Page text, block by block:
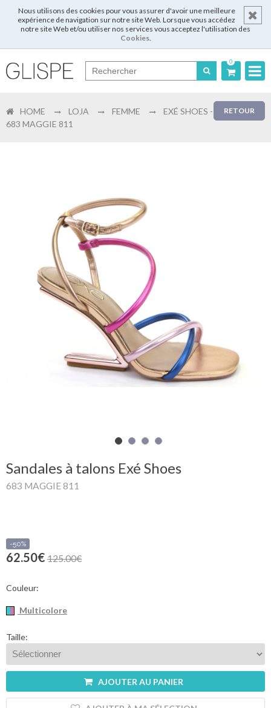
Nous utilisons des cookies pour vous assurer d'avoir une meilleure
expérience de navigation sur notre site Web. Lorsque vous accédez
notre site Web et/ou utiliser nos services vous acceptez l'utilisation des
Cookies.
0
English
Login
Enregistrer
Mon
panier
Glispe
Femme
RETOUR
HOME LOJA FEMME
EXÉ SHOES -
683 MAGGIE 811
Sandales à talons Exé Shoes
683 MAGGIE 811
-50%
62.50€ 125.00€
Couleur:
Multicolore
Taille:
AJOUTER AU PANIER